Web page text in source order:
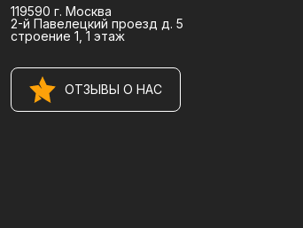
119590 г. Москва
2-й Павелецкий проезд д. 5
строение 1, 1 этаж
ОТЗЫВЫ О НАС